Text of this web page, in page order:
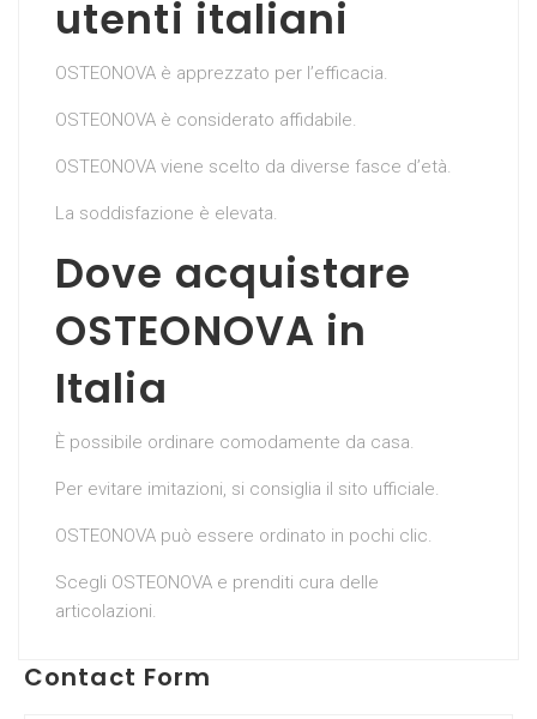
utenti italiani
OSTEONOVA è apprezzato per l’efficacia.
OSTEONOVA è considerato affidabile.
OSTEONOVA viene scelto da diverse fasce d’età.
La soddisfazione è elevata.
Dove acquistare
OSTEONOVA in
Italia
È possibile ordinare comodamente da casa.
Per evitare imitazioni, si consiglia il sito ufficiale.
OSTEONOVA può essere ordinato in pochi clic.
Scegli OSTEONOVA e prenditi cura delle
articolazioni.
Contact Form